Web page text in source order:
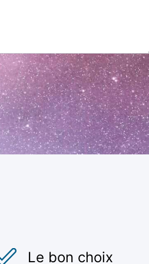
Le bon choix